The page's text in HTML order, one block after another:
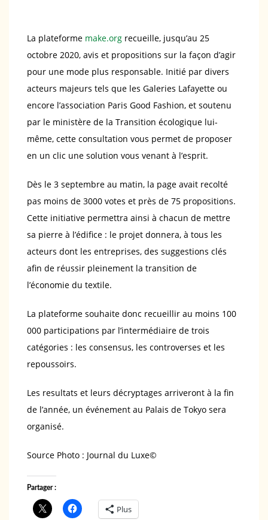
La plateforme make.org recueille, jusqu’au 25
octobre 2020, avis et propositions sur la façon d’agir
pour une mode plus responsable. Initié par divers
acteurs majeurs tels que les Galeries Lafayette ou
encore l’association Paris Good Fashion, et soutenu
par le ministère de la Transition écologique lui-
même, cette consultation vous permet de proposer
en un clic une solution vous venant à l’esprit.
Dès le 3 septembre au matin, la page avait recolté
pas moins de 3000 votes et près de 75 propositions.
Cette initiative permettra ainsi à chacun de mettre
sa pierre à l’édifice : le projet donnera, à tous les
acteurs dont les entreprises, des suggestions clés
afin de réussir pleinement la transition de
l’économie du textile.
La plateforme souhaite donc recueillir au moins 100
000 participations par l’intermédiaire de trois
catégories : les consensus, les controverses et les
repoussoirs.
Les resultats et leurs décryptages arriveront à la fin
de l’année, un événement au Palais de Tokyo sera
organisé.
Source Photo : Journal du Luxe©️
Partager :
Plus